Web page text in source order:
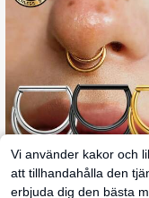
SENLANSP 1 st. 316L
-formad dubbelskiktad
lickare - Lämplig för
45kr
Vi använder kakor och
att tillhandahålla den
erbjuda dig den bästa